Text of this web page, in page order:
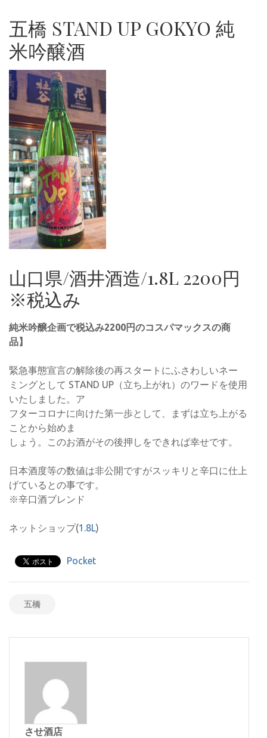
五橋 STAND UP GOKYO 純
米吟醸酒
山口県/酒井酒造/1.8L 2200円
※税込み
純米吟醸企画で税込み2200円のコスパマックスの商
品】
緊急事態宣言の解除後の再スタートにふさわしいネー
ミングとして STAND UP（立ち上がれ）のワードを使用
いたしました。ア
フターコロナに向けた第一歩として、まずは立ち上がる
ことから始めま
しょう。このお酒がその後押しをできれば幸せです。
日本酒度等の数値は非公開ですがスッキリと辛口に仕上
げているとの事です。
※辛口酒ブレンド
ネットショップ(1.8L)
Pocket
五橋
させ酒店